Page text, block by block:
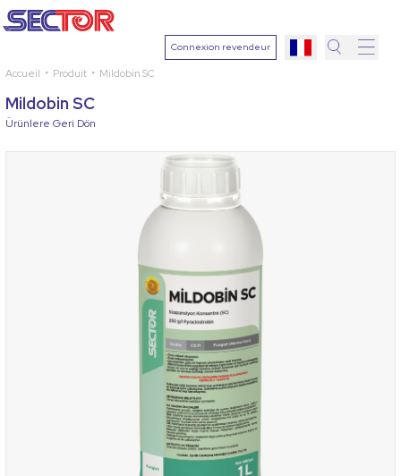
Connexion revendeur
Accueil Produit Mildobin SC
Mildobin SC
Ürünlere Geri Dön